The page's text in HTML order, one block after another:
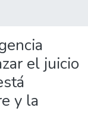
el juicio
y la